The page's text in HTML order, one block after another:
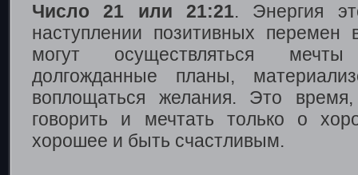
Число 21 или 21:21. Энергия
наступлении позитивных перемен
могут осуществляться
долгожданные планы,
воплощаться желания. Это
говорить и мечтать только о
хорошее и быть счастливым.